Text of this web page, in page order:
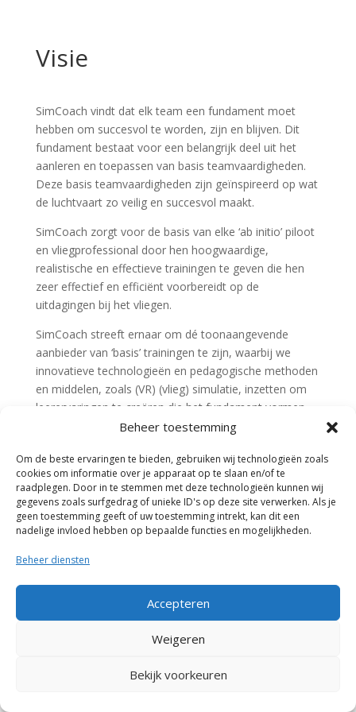
Beheer toestemming
Om de beste ervaringen te bieden, gebruiken wij technologieën zoals
cookies om informatie over je apparaat op te slaan en/of te
raadplegen. Door in te stemmen met deze technologieën kunnen wij
gegevens zoals surfgedrag of unieke ID's op deze site verwerken. Als je
geen toestemming geeft of uw toestemming intrekt, kan dit een
nadelige invloed hebben op bepaalde functies en mogelijkheden.
Beheer diensten
Accepteren
Weigeren
Bekijk voorkeuren
Visie
SimCoach vindt dat elk team een fundament moet
hebben om succesvol te worden, zijn en blijven. Dit
fundament bestaat voor een belangrijk deel uit het
aanleren en toepassen van basis teamvaardigheden.
Deze basis teamvaardigheden zijn geïnspireerd op wat
de luchtvaart zo veilig en succesvol maakt.
SimCoach zorgt voor de basis van elke ‘ab initio’ piloot
en vliegprofessional door hen hoogwaardige,
realistische en effectieve trainingen te geven die hen
zeer effectief en efficiënt voorbereidt op de
uitdagingen bij het vliegen.
SimCoach streeft ernaar om dé toonaangevende
aanbieder van ‘basis’ trainingen te zijn, waarbij we
innovatieve technologieën en pedagogische methoden
en middelen, zoals (VR) (vlieg) simulatie, inzetten om
leerervaringen te creëren die het fundament vormen
voor toekomstgerichte professionele carrières.